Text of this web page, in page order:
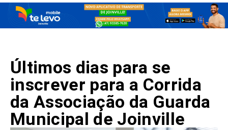
Últimos dias para se
inscrever para a Corrida
da Associação da Guarda
Municipal de Joinville